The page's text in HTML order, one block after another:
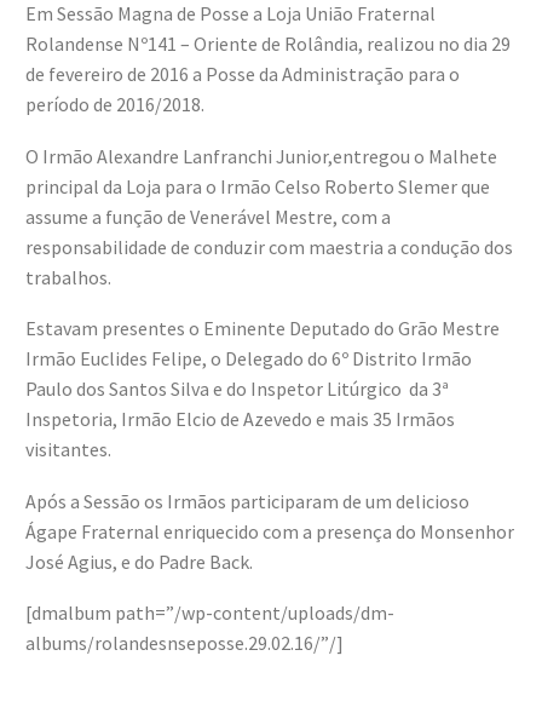
Em Sessão Magna de Posse a Loja União Fraternal
Rolandense Nº141 – Oriente de Rolândia, realizou no dia 29
de fevereiro de 2016 a Posse da Administração para o
período de 2016/2018.
O Irmão Alexandre Lanfranchi Junior,entregou o Malhete
principal da Loja para o Irmão Celso Roberto Slemer que
assume a função de Venerável Mestre, com a
responsabilidade de conduzir com maestria a condução dos
trabalhos.
Estavam presentes o Eminente Deputado do Grão Mestre
Irmão Euclides Felipe, o Delegado do 6º Distrito Irmão
Paulo dos Santos Silva e do Inspetor Litúrgico da 3ª
Inspetoria, Irmão Elcio de Azevedo e mais 35 Irmãos
visitantes.
Após a Sessão os Irmãos participaram de um delicioso
Ágape Fraternal enriquecido com a presença do Monsenhor
José Agius, e do Padre Back.
[dmalbum path=”/wp-content/uploads/dm-
albums/rolandesnseposse.29.02.16/”/]